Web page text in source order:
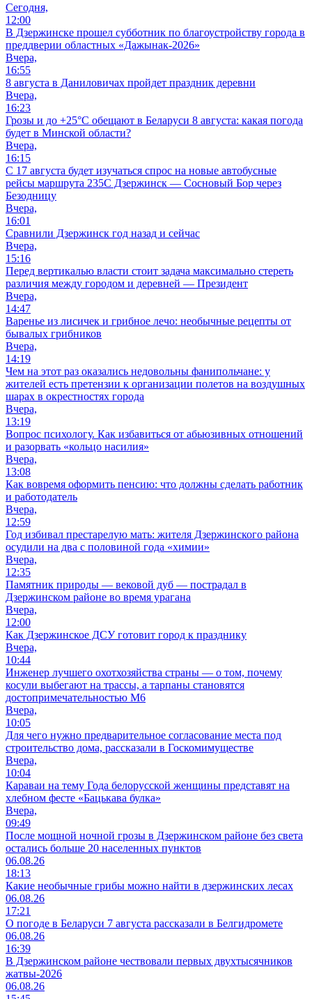
Сегодня,
12:00
В Дзержинске прошел субботник по благоустройству города в
преддверии областных «Дажынак-2026»
Вчера,
16:55
8 августа в Даниловичах пройдет праздник деревни
Вчера,
16:23
Грозы и до +25°С обещают в Беларуси 8 августа: какая погода
будет в Минской области?
Вчера,
16:15
С 17 августа будет изучаться спрос на новые автобусные
рейсы маршрута 235С Дзержинск — Сосновый Бор через
Безодницу
Вчера,
16:01
Сравнили Дзержинск год назад и сейчас
Вчера,
15:16
Перед вертикалью власти стоит задача максимально стереть
различия между городом и деревней — Президент
Вчера,
14:47
Варенье из лисичек и грибное лечо: необычные рецепты от
бывалых грибников
Вчера,
14:19
Чем на этот раз оказались недовольны фанипольчане: у
жителей есть претензии к организации полетов на воздушных
шарах в окрестностях города
Вчера,
13:19
Вопрос психологу. Как избавиться от абьюзивных отношений
и разорвать «кольцо насилия»
Вчера,
13:08
Как вовремя оформить пенсию: что должны сделать работник
и работодатель
Вчера,
12:59
Год избивал престарелую мать: жителя Дзержинского района
осудили на два с половиной года «химии»
Вчера,
12:35
Памятник природы — вековой дуб — пострадал в
Дзержинском районе во время урагана
Вчера,
12:00
Как Дзержинское ДСУ готовит город к празднику
Вчера,
10:44
Инженер лучшего охотхозяйства страны — о том, почему
косули выбегают на трассы, а тарпаны становятся
достопримечательностью М6
Вчера,
10:05
Для чего нужно предварительное согласование места под
строительство дома, рассказали в Госкомимуществе
Вчера,
10:04
Караваи на тему Года белорусской женщины представят на
хлебном фесте «Бацькава булка»
Вчера,
09:49
После мощной ночной грозы в Дзержинском районе без света
остались больше 20 населенных пунктов
06.08.26
18:13
Какие необычные грибы можно найти в дзержинских лесах
06.08.26
17:21
О погоде в Беларуси 7 августа рассказали в Белгидромете
06.08.26
16:39
В Дзержинском районе чествовали первых двухтысячников
жатвы-2026
06.08.26